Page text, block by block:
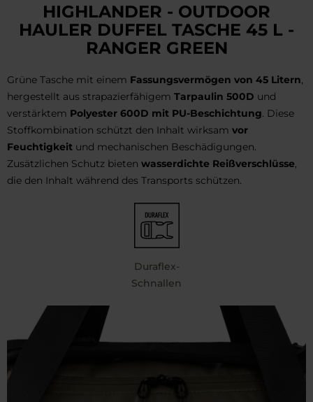
HIGHLANDER - OUTDOOR
HAULER DUFFEL TASCHE 45 L -
RANGER GREEN
Grüne Tasche mit einem Fassungsvermögen von 45 Litern,
hergestellt aus strapazierfähigem Tarpaulin 500D und
verstärktem Polyester 600D mit PU-Beschichtung. Diese
Stoffkombination schützt den Inhalt wirksam vor
Feuchtigkeit und mechanischen Beschädigungen.
Zusätzlichen Schutz bieten wasserdichte Reißverschlüsse,
die den Inhalt während des Transports schützen.
Duraflex-
Schnallen